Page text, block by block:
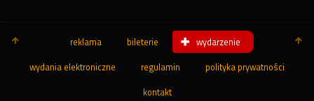
reklama bileterie wydarzenie
wydania elektroniczne regulamin polityka prywatności
kontakt